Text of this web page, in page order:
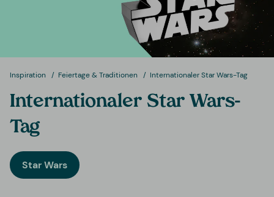
Inspiration Feiertage & Traditionen Internationaler Star Wars-Tag
Internationaler Star Wars-
Tag
Star Wars